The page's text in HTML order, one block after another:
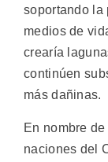
soportando la
medios de
crearía
continúen
más dañinas.
En nombre
naciones del